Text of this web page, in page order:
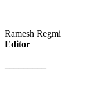
Ramesh Regmi
Editor